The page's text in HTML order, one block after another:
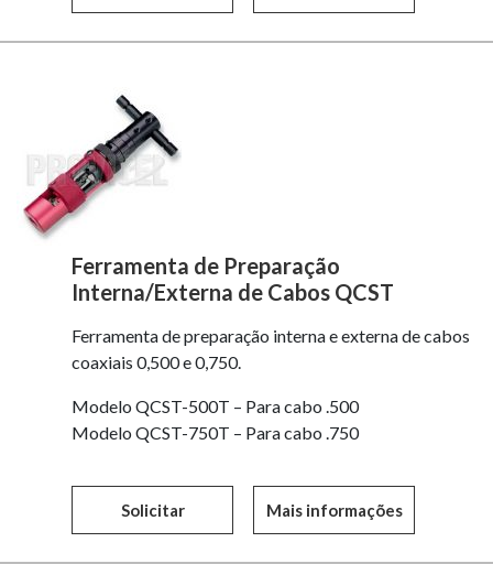
Ferramenta de Preparação
Interna/Externa de Cabos QCST
Ferramenta de preparação interna e externa de cabos
coaxiais 0,500 e 0,750.
Modelo QCST-500T – Para cabo .500
Modelo QCST-750T – Para cabo .750
Solicitar Mais informações